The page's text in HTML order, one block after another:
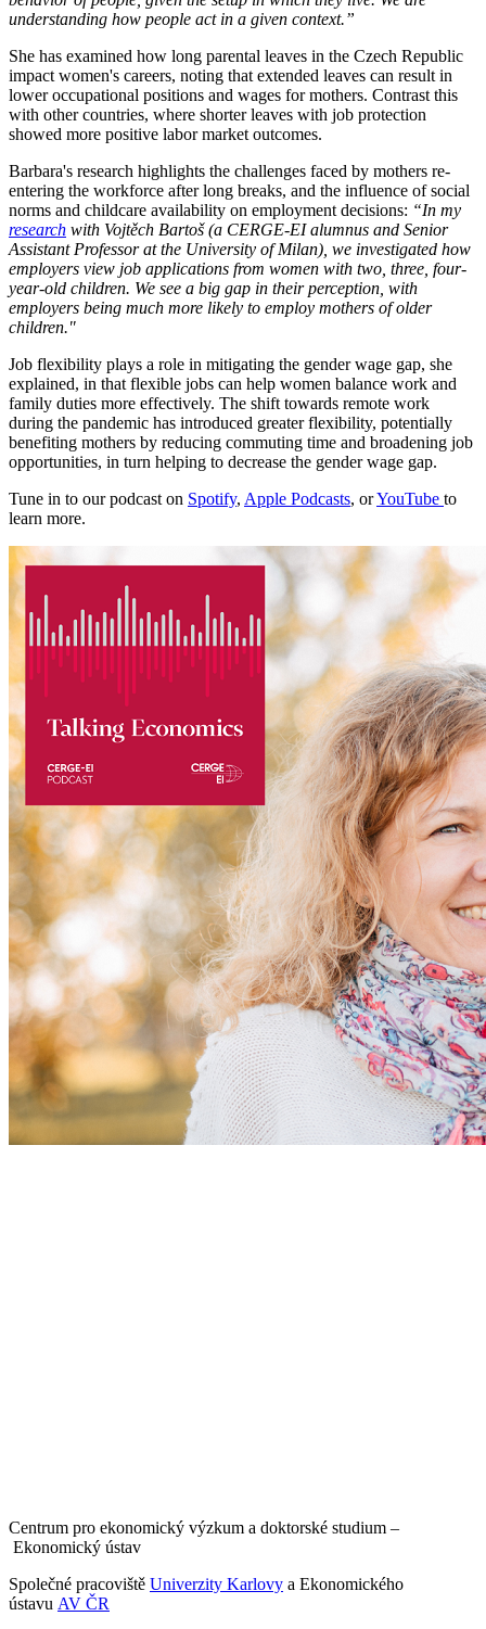
understanding how people act in a given context.”
She has examined how long parental leaves in the Czech Republic
impact women's careers, noting that extended leaves can result in
lower occupational positions and wages for mothers. Contrast this
with other countries, where shorter leaves with job protection
showed more positive labor market outcomes.
Barbara's research highlights the challenges faced by mothers re-
entering the workforce after long breaks, and the influence of social
norms and childcare availability on employment decisions: “In my
research with Vojtěch Bartoš (a CERGE-EI alumnus and Senior
Assistant Professor at the University of Milan), we investigated how
employers view job applications from women with two, three, four-
year-old children. We see a big gap in their perception, with
employers being much more likely to employ mothers of older
children."
Job flexibility plays a role in mitigating the gender wage gap, she
explained, in that flexible jobs can help women balance work and
family duties more effectively. The shift towards remote work
during the pandemic has introduced greater flexibility, potentially
benefiting mothers by reducing commuting time and broadening job
opportunities, in turn helping to decrease the gender wage gap.
Tune in to our podcast on Spotify, Apple Podcasts, orYouTube to
learn more.
Centrum pro ekonomický výzkum a doktorské studium –
Ekonomický ústav
Společné pracoviště Univerzity Karlovy a Ekonomického
ústavu AV ČR